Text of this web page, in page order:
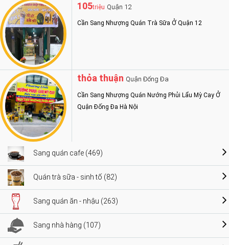
105triệu Quận 12
Cần Sang Nhượng Quán Trà Sữa Ở Quận 12
thỏa thuận Quận Đống Đa
Cần Sang Nhượng Quán Nướng Phủi Lẩu Mỳ Cay Ở
Quận Đống Đa Hà Nội
Sang quán cafe (469)
Quán trà sữa - sinh tố (82)
Sang quán ăn - nhậu (263)
Sang nhà hàng (107)